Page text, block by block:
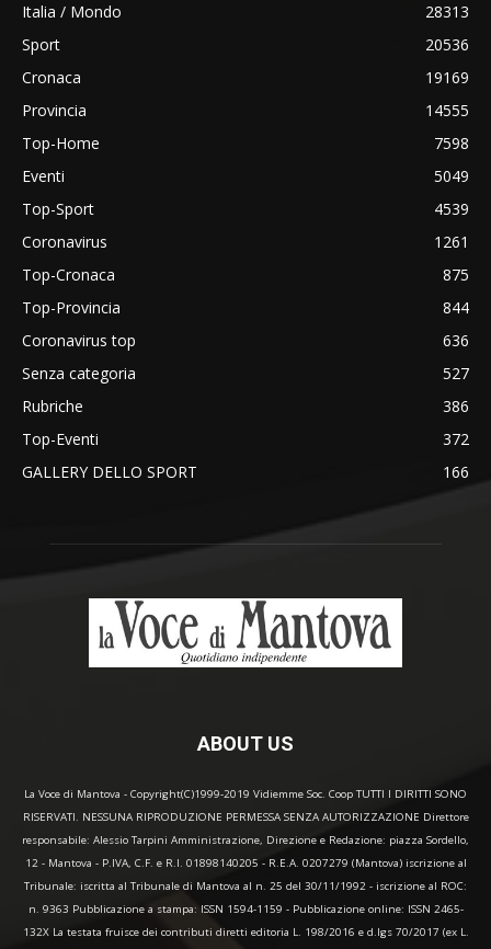
Italia / Mondo
28313
Sport
20536
Cronaca
19169
Provincia
14555
Top-Home
7598
Eventi
5049
Top-Sport
4539
Coronavirus
1261
Top-Cronaca
875
Top-Provincia
844
Coronavirus top
636
Senza categoria
527
Rubriche
386
Top-Eventi
372
GALLERY DELLO SPORT
166
ABOUT US
La Voce di Mantova - Copyright(C)1999-2019 Vidiemme Soc. Coop TUTTI I DIRITTI SONO
RISERVATI. NESSUNA RIPRODUZIONE PERMESSA SENZA AUTORIZZAZIONE Direttore
responsabile: Alessio Tarpini Amministrazione, Direzione e Redazione: piazza Sordello,
12 - Mantova - P.IVA, C.F. e R.I. 01898140205 - R.E.A. 0207279 (Mantova) iscrizione al
Tribunale: iscritta al Tribunale di Mantova al n. 25 del 30/11/1992 - iscrizione al ROC:
n. 9363 Pubblicazione a stampa: ISSN 1594-1159 - Pubblicazione online: ISSN 2465-
132X La testata fruisce dei contributi diretti editoria L. 198/2016 e d.lgs 70/2017 (ex L.